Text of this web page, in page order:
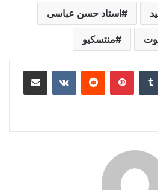
استاد حسن عباسی
منتسکیو
‫تامبلر ‫پین‌ترست‫رددیت ‫VKontakteاشتراک گذاری از طریق ایمیل